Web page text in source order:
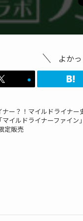
よか
ー？！マイルドライナー
イルドライナーファイン
定販売